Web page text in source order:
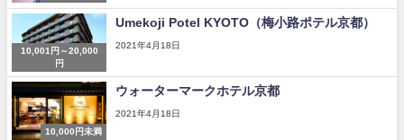
10,001円～20,000
円
Umekoji Potel KYOTO（梅小路ポテル京都）
2021年4月18日
10,000円未満
ウォーターマークホテル京都
2021年4月18日